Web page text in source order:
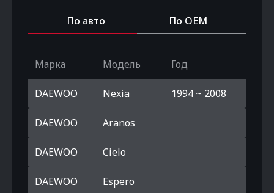
По авто По OEM
Марка Модель Год
DAEWOO Nexia 1994 ~ 2008
DAEWOO Aranos
DAEWOO Cielo
DAEWOO Espero